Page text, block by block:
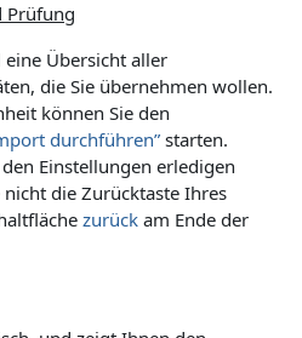
Prüfung
Übersicht aller
die Sie übernehmen wollen.
können Sie den
durchführen” starten.
Einstellungen erledigen
die Zurücktaste Ihres
zurück am Ende der